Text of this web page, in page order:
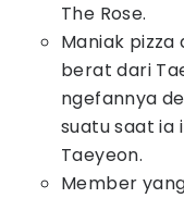
The Rose.
Maniak pizza
berat dari
ngefannya
suatu saat ia
Taeyeon.
Member